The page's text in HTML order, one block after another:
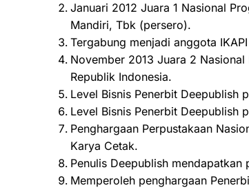
Januari 2012 Juara 1 Nasional
Mandiri, Tbk (persero).
Tergabung menjadi anggota
November 2013 Juara 2 Nasional
Republik Indonesia.
Level Bisnis Penerbit Deepublish
Level Bisnis Penerbit Deepublish
Penghargaan Perpustakaan
Karya Cetak.
Penulis Deepublish
Memperoleh penghargaan